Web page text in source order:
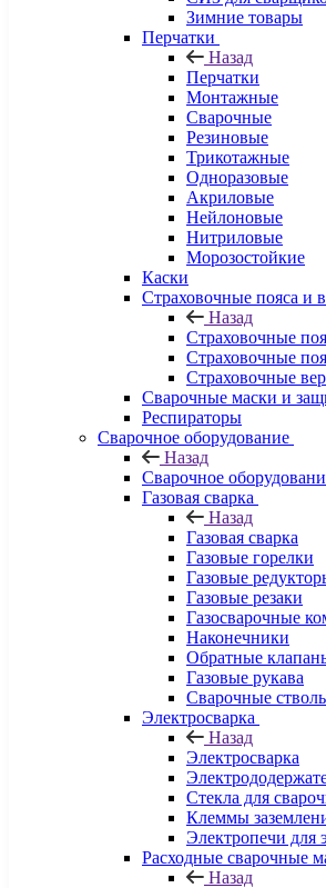
Зимние товары
Перчатки
Назад
Перчатки
Монтажные
Сварочные
Резиновые
Трикотажные
Одноразовые
Акриловые
Нейлоновые
Нитриловые
Морозостойкие
Каски
Страховочные пояса и
Назад
Страховочные
Страховочные
Страховочные
Сварочные маски и
Респираторы
Сварочное оборудование
Назад
Сварочное
Газовая сварка
Назад
Газовая сварка
Газовые горелки
Газовые
Газовые резаки
Газосварочные
Наконечники
Обратные
Газовые рукава
Сварочные
Электросварка
Назад
Электросварка
Стекла для
Клеммы
Электропечи для
Расходные сварочные
Назад